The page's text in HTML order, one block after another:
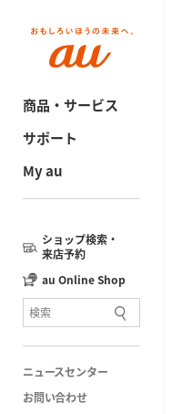
商品・サービス
サポート
My au
ショップ検索・
来店予約
au Online Shop
ニュースセンター
お問い合わせ